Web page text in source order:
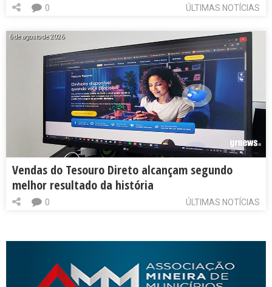
ÚLTIMAS NOTÍCIAS
0
6 de agosto de 2026
Vendas do Tesouro Direto alcançam segundo
melhor resultado da história
ÚLTIMAS NOTÍCIAS
0